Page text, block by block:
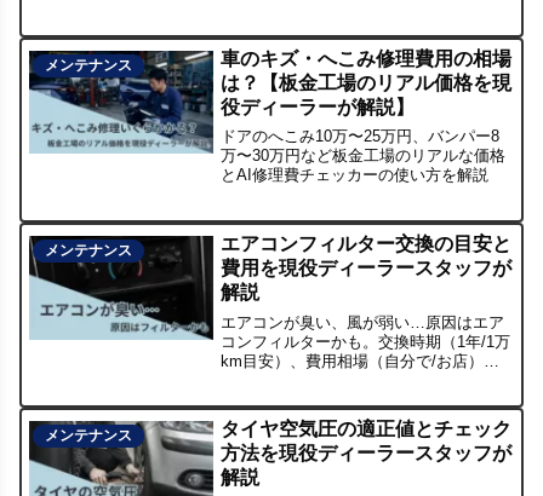
メンテナンス
車のキズ・へこみ修理費用の相場
は？【板金工場のリアル価格を現
役ディーラーが解説】
ドアのへこみ10万〜25万円、バンパー8
万〜30万円など板金工場のリアルな価格
とAI修理費チェッカーの使い方を解説
メンテナンス
エアコンフィルター交換の目安と
費用を現役ディーラースタッフが
解説
エアコンが臭い、風が弱い…原因はエア
コンフィルターかも。交換時期（1年/1万
km目安）、費用相場（自分で/お店）、
付き。
メンテナンス
タイヤ空気圧の適正値とチェック
方法を現役ディーラースタッフが
解説